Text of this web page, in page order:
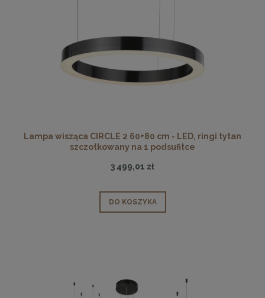
Lampa wisząca CIRCLE 2 60+80 cm - LED, ringi tytan
szczotkowany na 1 podsufitce
3 499,01 zł
DO KOSZYKA